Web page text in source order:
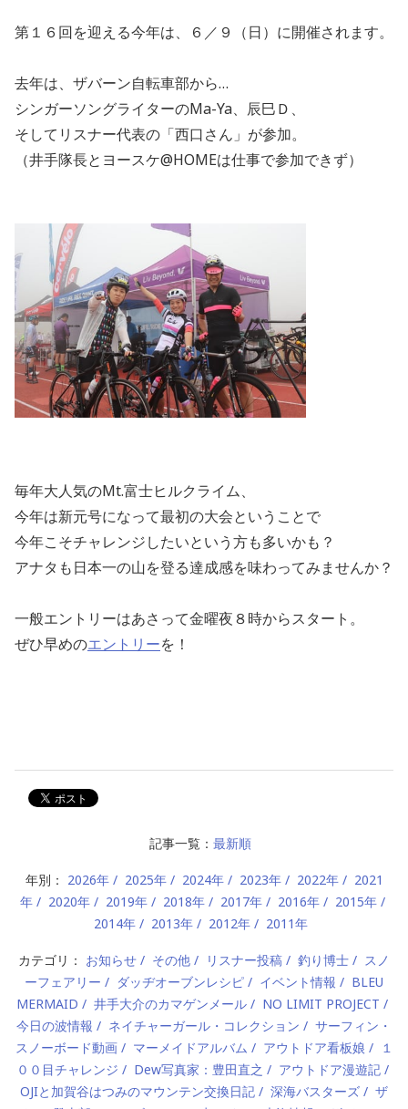
第１６回を迎える今年は、６／９（日）に開催されます。
去年は、ザバーン自転車部から…
シンガーソングライターのMa-Ya、辰巳Ｄ、
そしてリスナー代表の「西口さん」が参加。
（井手隊長とヨースケ@HOMEは仕事で参加できず）
毎年大人気のMt.富士ヒルクライム、
今年は新元号になって最初の大会ということで
今年こそチャレンジしたいという方も多いかも？
アナタも日本一の山を登る達成感を味わってみませんか？
一般エントリーはあさって金曜夜８時からスタート。
ぜひ早めのエントリーを！
記事一覧： 最新順
年別： 2026年 2025年 2024年 2023年 2022年
2021
年
2020年 2019年 2018年 2017年 2016年
2015年
2014年
2013年 2012年 2011年
カテゴリ： お知らせ その他 リスナー投稿 釣り博士
スノ
ーフェアリー
ダッヂオーブンレシピ イベント情報
BLEU
MERMAID
井手大介のカマゲンメール
NO LIMIT PROJECT
今日の波情報
ネイチャーガール・コレクション
サーフィン・
スノーボード動画
マーメイドアルバム アウトドア看板娘
１
００目チャレンジ
Dew写真家：豊田直之
アウトドア漫遊記
OJIと加賀谷はつみのマウンテン交換日記
深海バスターズ
ザ